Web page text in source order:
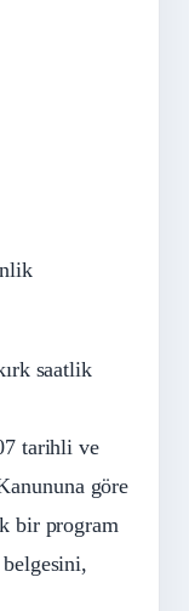
saatlik
tarihli ve
göre
bir program